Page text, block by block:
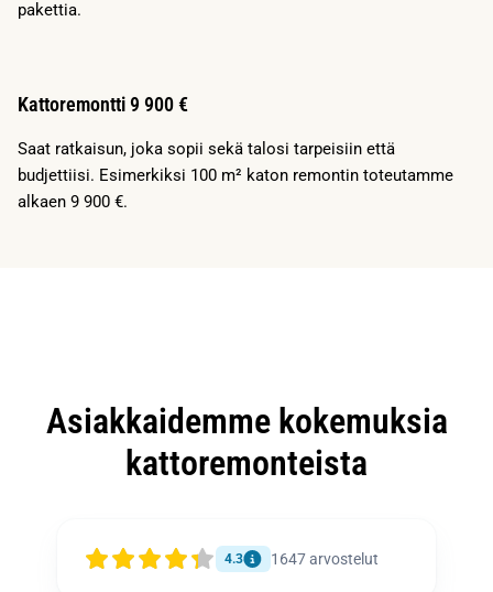
pakettia.
Kattoremontti 9 900 €
Saat ratkaisun, joka sopii sekä talosi tarpeisiin että
budjettiisi. Esimerkiksi 100 m² katon remontin toteutamme
alkaen 9 900 €.
Asiakkaidemme kokemuksia
kattoremonteista
4.3 1647arvostelut